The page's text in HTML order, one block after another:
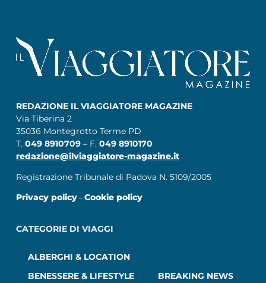
REDAZIONE IL VIAGGIATORE MAGAZINE
Via Tiberina 2
35036 Montegrotto Terme PD
T. 049 8910709 – F. 049 8910170
redazione@ilviaggiatore-magazine.it
Registrazione Tribunale di Padova N. 5109/2005
Privacy policy– Cookie policy
CATEGORIE DI VIAGGI
ALBERGHI & LOCATION
BENESSERE & LIFESTYLE
BREAKING NEWS